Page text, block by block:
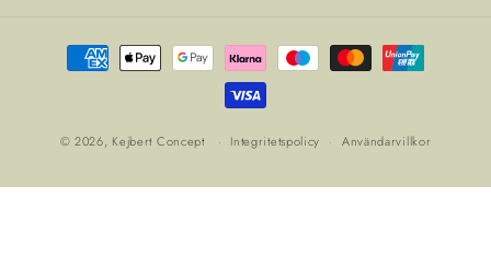
Betalningsmetoder
© 2026, Kejbert Concept Integritetspolicy Användarvillkor